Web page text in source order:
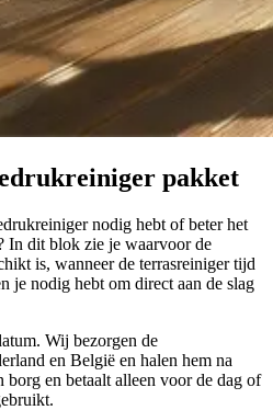
pakket
nodig hebt of beter het
In dit blok zie je waarvoor de
is, wanneer de terrasreiniger tijd
je nodig hebt om direct aan de slag
Wij bezorgen de
en België en halen hem na
borg en betaalt alleen voor de dag of